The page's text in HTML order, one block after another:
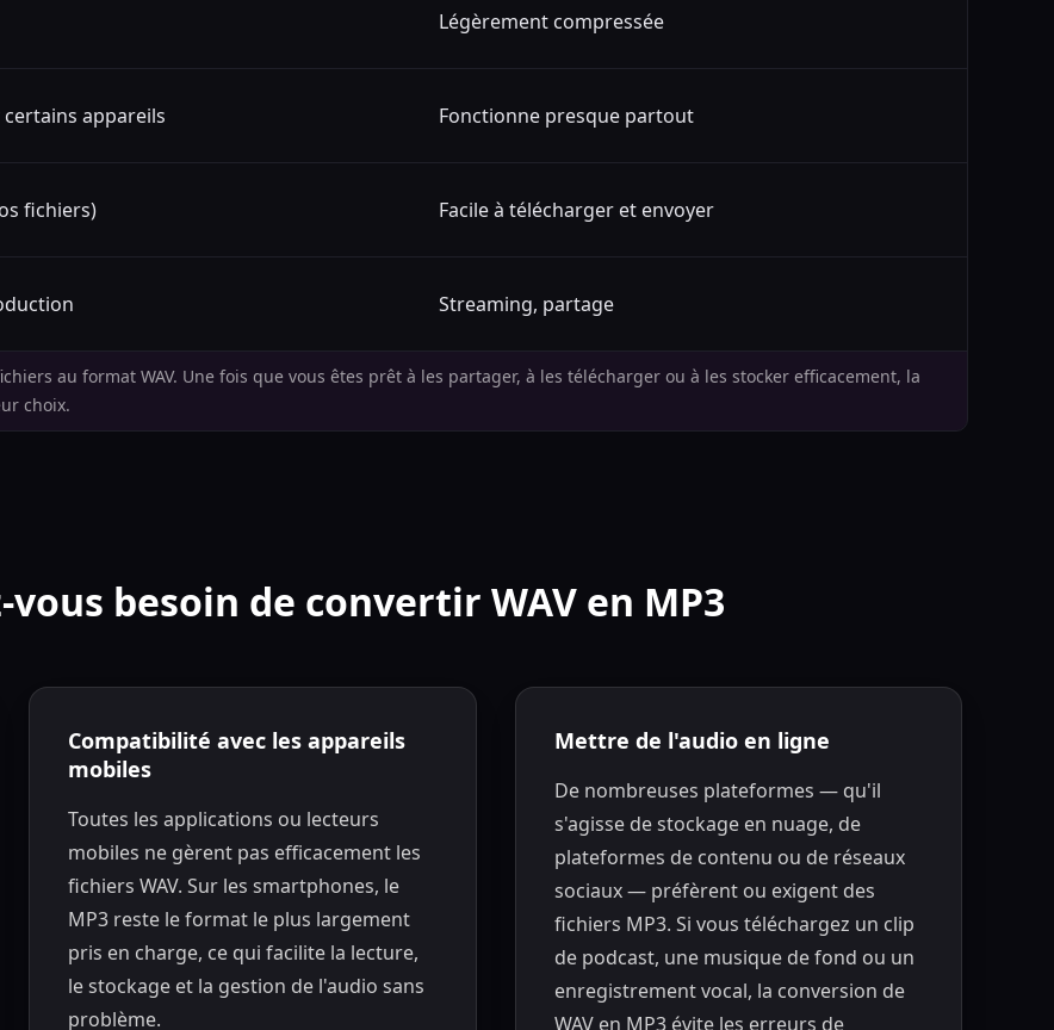
Légèrement compressée
appareils Fonctionne presque partout
fichiers) Facile à télécharger et envoyer
Streaming, partage
au format WAV. Une fois que vous êtes prêt à les partager, à les télécharger ou à les stocker efficacement, la
choix.
vous besoin de convertir WAV en MP3
Compatibilité avec les appareils
mobiles
Toutes les applications ou lecteurs
mobiles ne gèrent pas efficacement les
fichiers WAV. Sur les smartphones, le
MP3 reste le format le plus largement
pris en charge, ce qui facilite la lecture,
le stockage et la gestion de l'audio sans
problème.
Mettre de l'audio en ligne
De nombreuses plateformes — qu'il
s'agisse de stockage en nuage, de
plateformes de contenu ou de réseaux
sociaux — préfèrent ou exigent des
fichiers MP3. Si vous téléchargez un clip
de podcast, une musique de fond ou un
enregistrement vocal, la conversion de
WAV en MP3 évite les erreurs de